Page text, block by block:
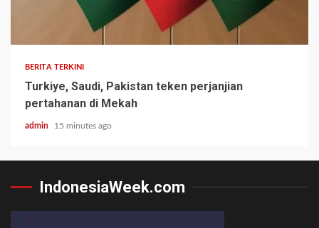
BERITA TERKINI
Turkiye, Saudi, Pakistan teken perjanjian
pertahanan di Mekah
admin 15 minutes ago
IndonesiaWeek.com